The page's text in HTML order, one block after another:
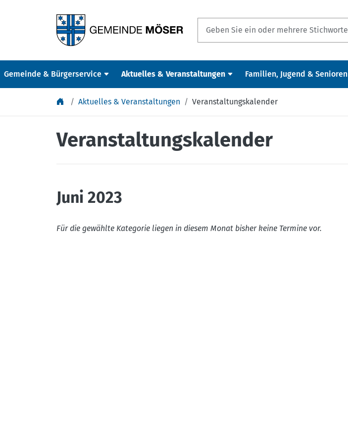
Gemeinde & Bürgerservice Aktuelles & Veranstaltungen Familien, Jugend & Senioren
Aktuelles & Veranstaltungen Veranstaltungskalender
Veranstaltungskalender
Juni 2023
Für die gewählte Kategorie liegen in diesem Monat bisher keine Termine vor.